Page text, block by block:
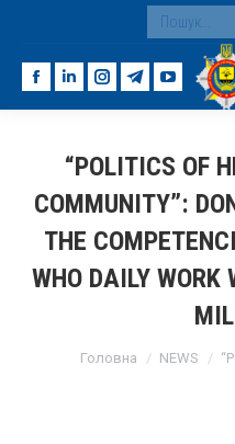
Search:
Facebook
page
new
window
Linkedin
page
in
new
window
Instagram
page
in
new
window
Telegram
page
in
new
window
page
in
new
window
“POLITICS OF
COMMUNITY”:
THE
WHO DAILY
Головна NEWS